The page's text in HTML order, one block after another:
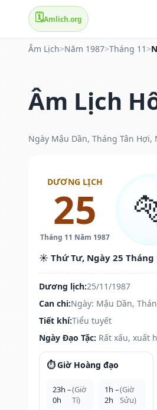
🗓️Amlich.org
Âm Lịch>Năm 1987>Tháng 11 >
Âm Lịch
Ngày Mậu Dần, Tháng Tân
DƯƠNG LỊCH
25
Tháng 11 Năm 1987
☀️ Thứ Tư, Ngày 25 Tháng
Dương lịch:25/11/1987
Can chi:Ngày: Mậu Dần,
Tiết khí:Tiểu tuyết
Ngày Đạo Tặc: Rất xấu, xuất
⏱️ Giờ Hoàng đạo
23h –
0h
(Giờ
Tí)
1h –
2h
(Giờ
Sửu)